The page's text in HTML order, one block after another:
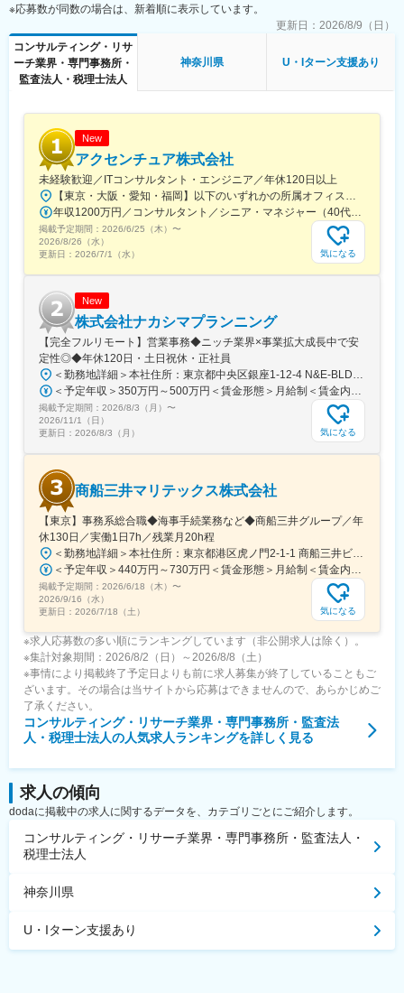
※応募数が同数の場合は、新着順に表示しています。
更新日： 2026/8/9（日）
コンサルティング・リサ
ーチ業界・専門事務所・
監査法人・税理士法人
神奈川県 U・Iターン支援あり
New
アクセンチュア株式会社
未経験歓迎／ITコンサルタント・エンジニア／年休120日以上
掲載予定期間： 2026/6/25（木） 〜
2026/8/26（水）
更新日： 2026/7/1（水） 気になる
New
株式会社ナカシマプランニング
【完全フルリモート】営業事務◆ニッチ業界×事業拡大成長中で安
定性◎◆年休120日・土日祝休・正社員
掲載予定期間： 2026/8/3（月） 〜
2026/11/1（日）
更新日： 2026/8/3（月） 気になる
商船三井マリテックス株式会社
【東京】事務系総合職◆海事手続業務など◆商船三井グループ／年
休130日／実働1日7h／残業月20h程
掲載予定期間： 2026/6/18（木） 〜
2026/9/16（水）
更新日： 2026/7/18（土） 気になる
※求人応募数の多い順にランキングしています（非公開求人は除く）。
※集計対象期間：2026/8/2（日）～2026/8/8（土）
※事情により掲載終了予定日よりも前に求人募集が終了していることもご
ざいます。その場合は当サイトから応募はできませんので、あらかじめご
了承ください。
コンサルティング・リサーチ業界・専門事務所・監査法
人・税理士法人の人気求人ランキングを詳しく見る
求人の傾向
dodaに掲載中の求人に関するデータを、カテゴリごとにご紹介します。
コンサルティング・リサーチ業界・専門事務所・監査法人・
税理士法人
神奈川県
U・Iターン支援あり